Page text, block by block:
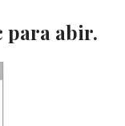
para abir.